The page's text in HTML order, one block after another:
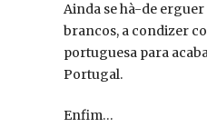
Ainda se hà-de
brancos, a condizer
portuguesa para
Portugal.
Enfim…